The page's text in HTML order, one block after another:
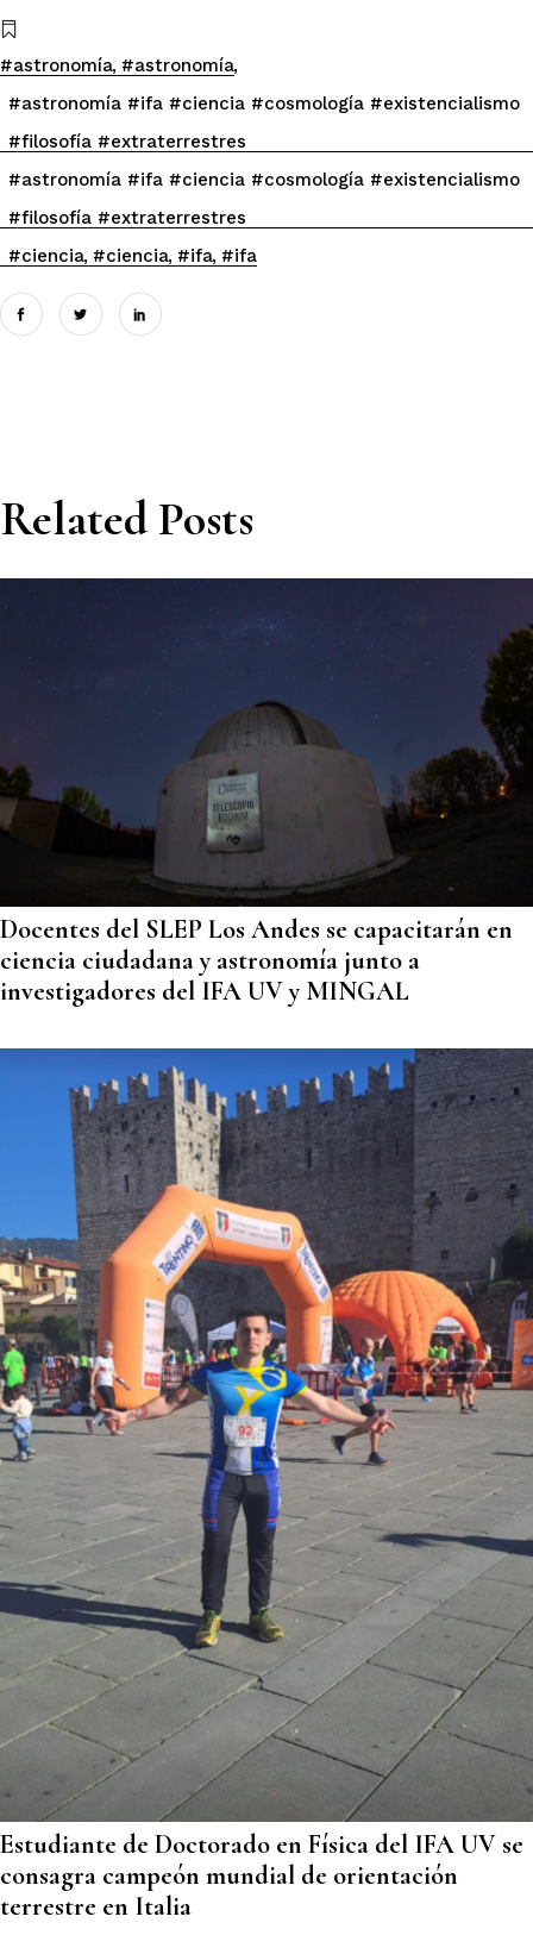
#astronomía #astronomía
#astronomía #ifa #ciencia #cosmología #existencialismo
#filosofía #extraterrestres
#astronomía #ifa #ciencia #cosmología #existencialismo
#filosofía #extraterrestres
#ciencia #ciencia #ifa #ifa
Related Posts
Docentes del SLEP Los Andes se capacitarán en
ciencia ciudadana y astronomía junto a
investigadores del IFA UV y MINGAL
Estudiante de Doctorado en Física del IFA UV se
consagra campeón mundial de orientación
terrestre en Italia